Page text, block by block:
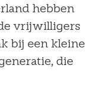
hebben
vrijwilligers
bij een kleine
die